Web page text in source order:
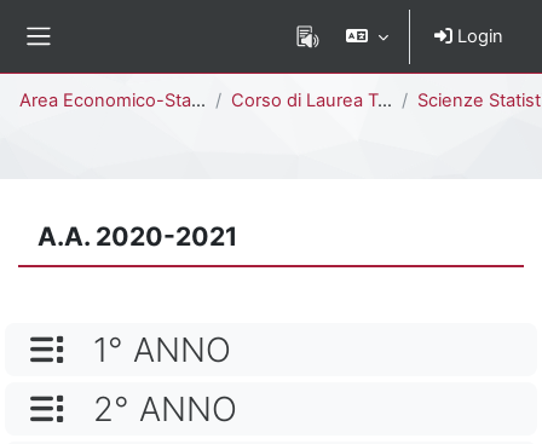
Login
Area Economico-Statistica Corso di Laurea Triennale Scienze Statistiche ed Economiche [E4103B -
A.A. 2020-2021
NOME CATEGORIA
1° ANNO
NOME CATEGORIA
2° ANNO